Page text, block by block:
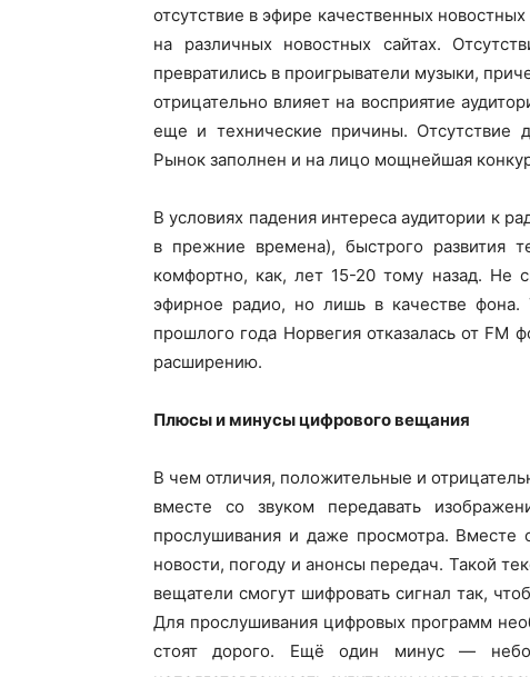
отсутствие в эфире качественных
на различных новостных сайтах.
превратились в проигрыватели музыки,
отрицательно влияет на восприятие
еще и технические причины. Отсутствие
Рынок заполнен и на лицо мощнейшая
В условиях падения интереса аудитории к
в прежние времена), быстрого развития
комфортно, как, лет 15-20 тому назад. Не
эфирное радио, но лишь в качестве фона.
прошлого года Норвегия отказалась от
расширению.
Плюсы и минусы цифрового вещания
В чем отличия, положительные и
вместе со звуком передавать
прослушивания и даже просмотра. Вместе
новости, погоду и анонсы передач. Такой
вещатели смогут шифровать сигнал так,
Для прослушивания цифровых программ
стоят дорого. Ещё один минус —